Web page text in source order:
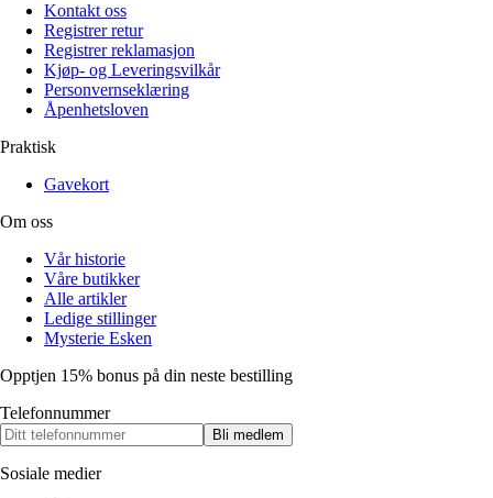
Kontakt oss
Registrer retur
Registrer reklamasjon
Kjøp- og Leveringsvilkår
Personvernseklæring
Åpenhetsloven
Praktisk
Gavekort
Om oss
Vår historie
Våre butikker
Alle artikler
Ledige stillinger
Mysterie Esken
Opptjen 15% bonus på din neste bestilling
Telefonnummer
Bli medlem
Sosiale medier